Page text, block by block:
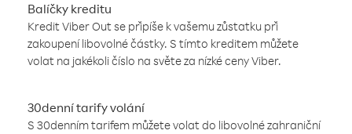
Balíčky kreditu
Kredit Viber Out se připíše k vašemu zůstatku při
zakoupení libovolné částky. S tímto kreditem můžete
volat na jakékoli číslo na světe za nízké ceny Viber.
30denní tarify volání
S 30denním tarifem můžete volat do libovolné zahraniční